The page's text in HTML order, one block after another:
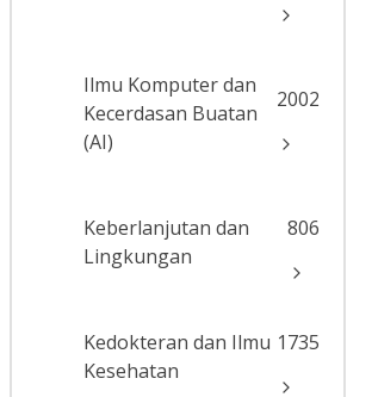
Ilmu Komputer dan
Kecerdasan Buatan
(AI)
2002
Keberlanjutan dan
Lingkungan
806
Kedokteran dan Ilmu
Kesehatan
1735